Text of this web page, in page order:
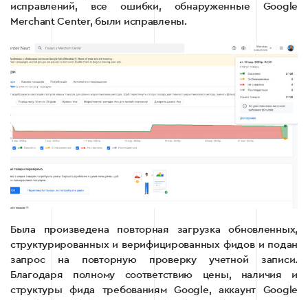
исправлений, все ошибки, обнаруженные Google
Merchant Center, были исправлены.
Была произведена повторная загрузка обновленных,
структурированных и верифицированных фидов и подан
запрос на повторную проверку учетной записи.
Благодаря полному соответствию цены, наличия и
структуры фида требованиям Google, аккаунт Google